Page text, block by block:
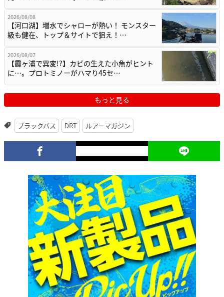
2026/08/08
【河口湖】増水でシャローが熱い！ モンスター
級も健在、トップ＆サイトで狙え！…
2026/08/07
【霞ヶ浦で異変!?】カビの生えた小魚がヒント
に…。プロトミノーがハマり45セ…
もっと見る
ブラックバス DRT ルアーマガジン